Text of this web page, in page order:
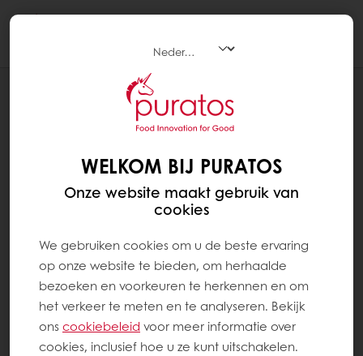
ROZIJNENBROOD MET EASY LUXE 25%
WELKOM BIJ PURATOS
Onze website maakt gebruik van
cookies
We gebruiken cookies om u de beste ervaring
op onze website te bieden, om herhaalde
bezoeken en voorkeuren te herkennen en om
het verkeer te meten en te analyseren. Bekijk
ons ​​cookiebeleid voor meer informatie over
cookies, inclusief hoe u ze kunt uitschakelen.